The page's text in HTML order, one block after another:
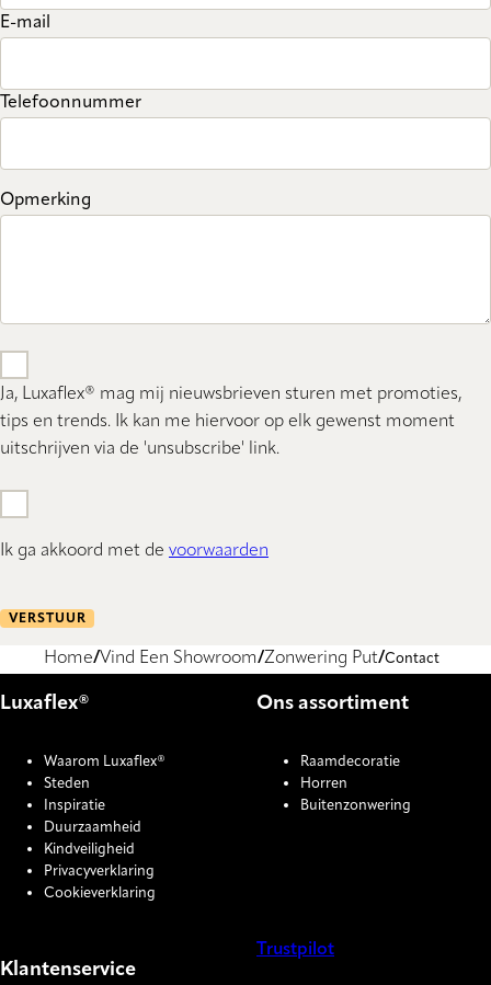
E-mail
Telefoonnummer
Opmerking
Ja, Luxaflex® mag mij nieuwsbrieven sturen met promoties,
tips en trends. Ik kan me hiervoor op elk gewenst moment
uitschrijven via de 'unsubscribe' link.
Ik ga akkoord met de voorwaarden
VERSTUUR
Home Vind Een Showroom Zonwering Put Contact
Luxaflex®
Waarom Luxaflex®
Steden
Inspiratie
Duurzaamheid
Kindveiligheid
Privacyverklaring
Cookieverklaring
Ons assortiment
Raamdecoratie
Horren
Buitenzonwering
Klantenservice
Trustpilot